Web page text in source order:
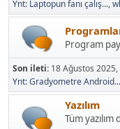
Program
Son ileti:18 Ağustos
Ynt: Gradyometre Android...
Yazılım
Tüm
cevap